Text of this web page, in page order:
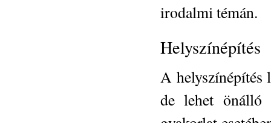
irodalmi témán.
Helyszínépítés
A helyszínépítés
de lehet önálló